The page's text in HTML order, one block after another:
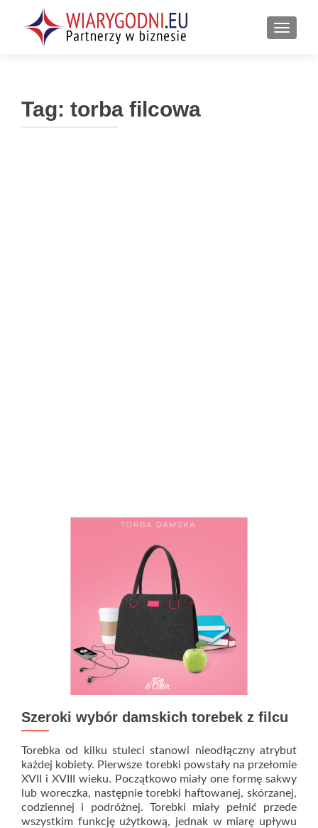
Tag: torba filcowa
Szeroki wybór damskich torebek z filcu
Torebka od kilku stuleci stanowi nieodłączny atrybut
każdej kobiety. Pierwsze torebki powstały na przełomie
XVII i XVIII wieku. Początkowo miały one formę sakwy
lub woreczka, następnie torebki haftowanej, skórzanej,
codziennej i podróżnej. Torebki miały pełnić przede
wszystkim funkcję użytkową, jednak w miarę upływu